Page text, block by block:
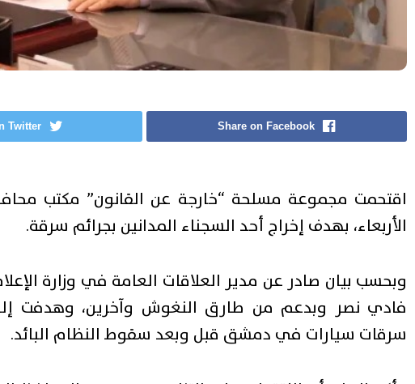
Share on Facebook
Twitter
اقتحمت مجموعة مسلحة “خارجة عن القانون” مكتب
الأربعاء، بهدف إخراج أحد السجناء المدانين بجرائم سرقة.
وبحسب بيان صادر عن مدير العلاقات العامة في وزارة
فادي نصر وبدعم من طارق النغوش وآخرين، وهدفت
سرقات سيارات في دمشق قبل وبعد سقوط النظام البائد.